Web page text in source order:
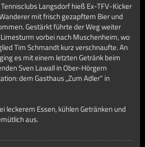
Langsdorf hieß Ex-TFV-Kicker
mit frisch gezapftem Bier und
Gestärkt führte der Weg weiter
vorbei nach Muschenheim, wo
Tim Schmandt kurz verschnaufte. An
es mit einem letzten Getränk beim
Sven Lawall in Ober-Hörgern
dem Gasthaus „Zum Adler“ in
leckerem Essen, kühlen Getränken und
aus.